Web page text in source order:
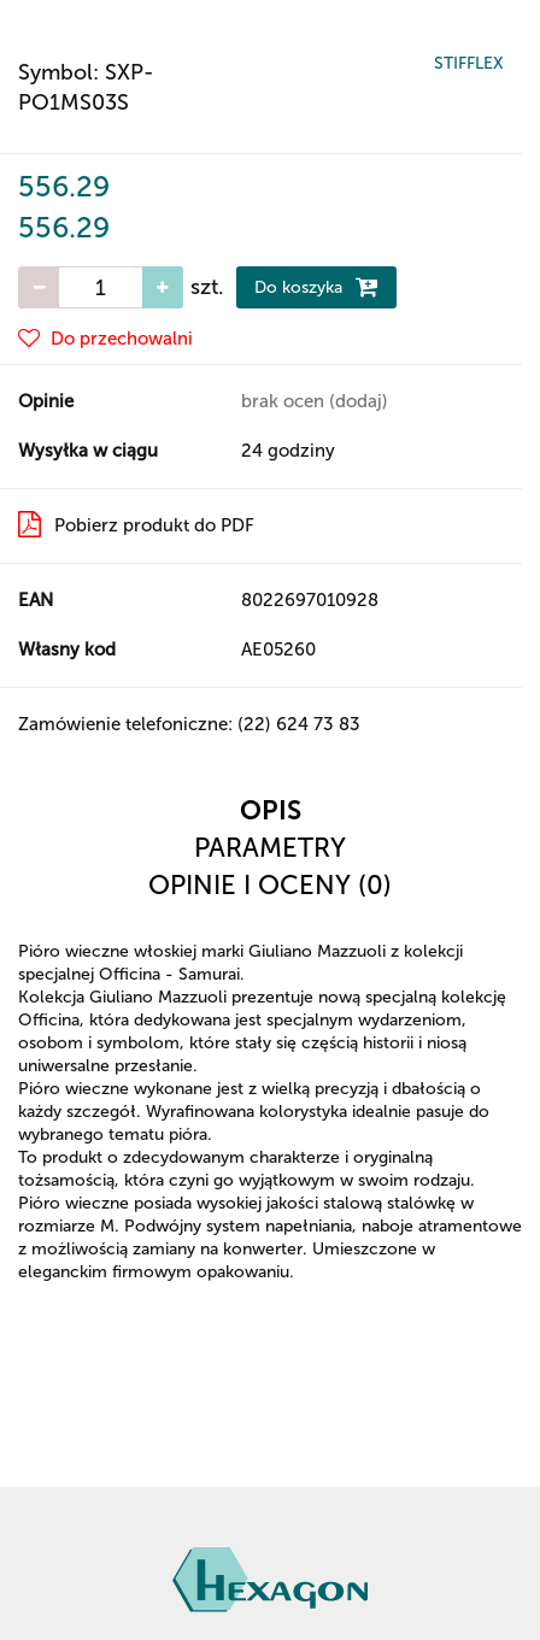
Symbol: SXP-
PO1MS03S
STIFFLEX
556.29
556.29
szt. Do koszyka
Do przechowalni
Opinie brak ocen (dodaj)
Wysyłka w ciągu 24 godziny
Pobierz produkt do PDF
EAN 8022697010928
Własny kod AE05260
Zamówienie telefoniczne: (22) 624 73 83
OPIS
PARAMETRY
OPINIE I OCENY (0)
Pióro wieczne włoskiej marki Giuliano Mazzuoli z kolekcji
specjalnej Officina - Samurai.
Kolekcja Giuliano Mazzuoli prezentuje nową specjalną kolekcję
Officina, która dedykowana jest specjalnym wydarzeniom,
osobom i symbolom, które stały się częścią historii i niosą
uniwersalne przesłanie.
Pióro wieczne wykonane jest z wielką precyzją i dbałością o
każdy szczegół. Wyrafinowana kolorystyka idealnie pasuje do
wybranego tematu pióra.
To produkt o zdecydowanym charakterze i oryginalną
tożsamością, która czyni go wyjątkowym w swoim rodzaju.
Pióro wieczne posiada wysokiej jakości stalową stalówkę w
rozmiarze M. Podwójny system napełniania, naboje atramentowe
z możliwością zamiany na konwerter. Umieszczone w
eleganckim firmowym opakowaniu.